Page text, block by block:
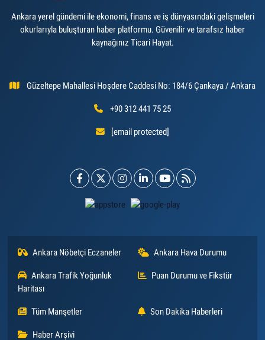
Ankara yerel gündemi ile ekonomi, finans ve iş dünyasındaki gelişmeleri
okurlarıyla buluşturan haber platformu. Güvenilir ve tarafsız haber
kaynağınız Ticari Hayat.
Güzeltepe Mahallesi Hoşdere Caddesi No: 184/6 Çankaya / Ankara
+90 312 441 75 25
[email protected]
Ankara Nöbetçi Eczaneler Ankara Hava Durumu
Ankara Trafik Yoğunluk
Haritası
Puan Durumu ve Fikstür
Tüm Manşetler Son Dakika Haberleri
Haber Arşivi